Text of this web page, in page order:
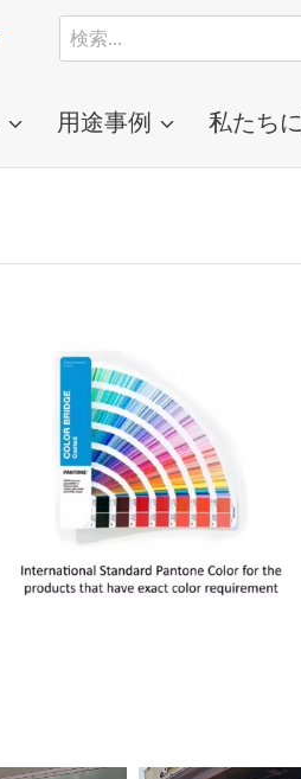
検
索
る：
用途事例 私たち